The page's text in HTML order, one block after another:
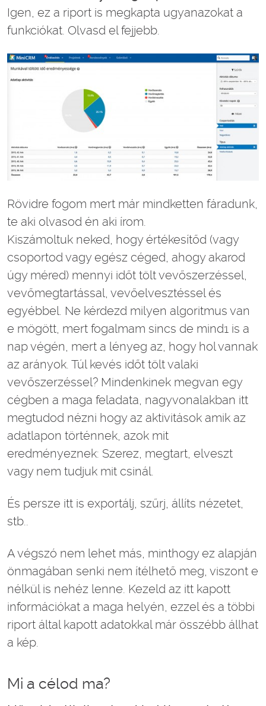
Igen, ez a riport is megkapta ugyanazokat a
funkciókat. Olvasd el fejjebb.
Rövidre fogom mert már mindketten fáradunk,
te aki olvasod én aki írom.
Kiszámoltuk neked, hogy értékesítőd (vagy
csoportod vagy egész céged, ahogy akarod
úgy méred) mennyi időt tölt vevőszerzéssel,
vevőmegtartással, vevőelvesztéssel és
egyébbel. Ne kérdezd milyen algoritmus van
e mögött, mert fogalmam sincs de mind1 is a
nap végén, mert a lényeg az, hogy hol vannak
az arányok. Túl kevés időt tölt valaki
vevőszerzéssel? Mindenkinek megvan egy
cégben a maga feladata, nagyvonalakban itt
megtudod nézni hogy az aktivitások amik az
adatlapon történnek, azok mit
eredményeznek: Szerez, megtart, elveszt
vagy nem tudjuk mit csinál.
És persze itt is exportálj, szűrj, állíts nézetet,
stb..
A végszó nem lehet más, minthogy ez alapján
önmagában senki nem ítélhető meg, viszont e
nélkül is nehéz lenne. Kezeld az itt kapott
információkat a maga helyén, ezzel és a többi
riport által kapott adatokkal már összébb állhat
a kép.
Mi a célod ma?